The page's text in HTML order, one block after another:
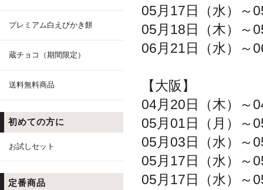
プレミアム白えびかき餅
蔵チョコ（期間限定）
送料無料商品
初めての方に
お試しセット
定番商品
05月17日（水）～
05月18日（木）～
06月21日（水）～
【大阪】
04月20日（木）～
05月01日（月）～
05月03日（水）～
05月17日（水）～
05月17日（水）～